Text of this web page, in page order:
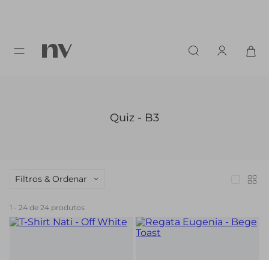
Quiz - B3
Filtros & Ordenar
1 - 24 de 24 produtos